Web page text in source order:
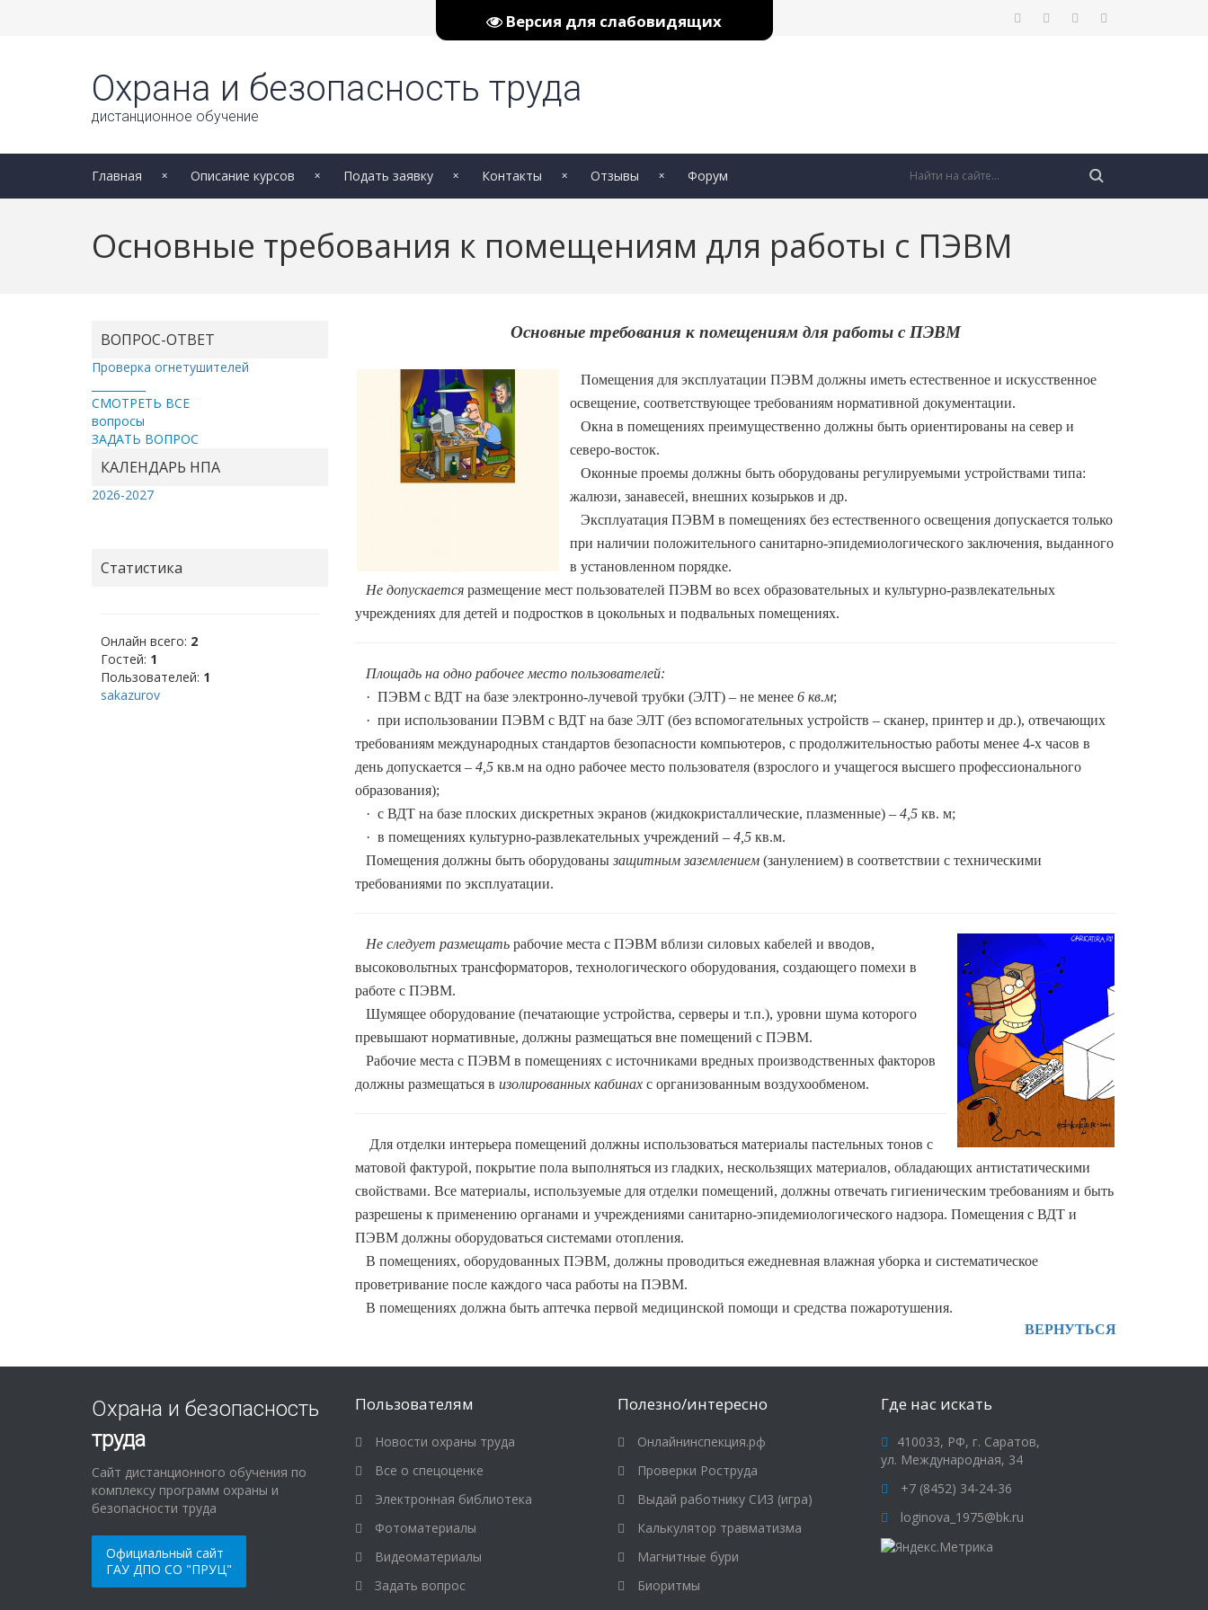
Версия для слабовидящих
Охрана и безопасность труда
дистанционное обучение
Главная Описание курсов Подать заявку Контакты Отзывы Форум
Основные требования к помещениям для работы с ПЭВМ
ВОПРОС-ОТВЕТ
Проверка огнетушителей
СМОТРЕТЬ ВСЕ
вопросы
ЗАДАТЬ ВОПРОС
КАЛЕНДАРЬ НПА
2026-2027
Статистика
Онлайн всего: 2
Гостей: 1
Пользователей: 1
sakazurov
Основные требования к помещениям для работы с ПЭВМ
Помещения для эксплуатации ПЭВМ должны иметь естественное и искусственное
освещение, соответствующее требованиям нормативной документации.
Окна в помещениях преимущественно должны быть ориентированы на север и
северо-восток.
Оконные проемы должны быть оборудованы регулируемыми устройствами типа:
жалюзи, занавесей, внешних козырьков и др.
Эксплуатация ПЭВМ в помещениях без естественного освещения допускается только
при наличии положительного санитарно-эпидемиологического заключения, выданного
в установленном порядке.
Не допускаетсяразмещение мест пользователей ПЭВМ во всех образовательных и культурно-развлекательных
учреждениях для детей и подростков в цокольных и подвальных помещениях.
Площадь на одно рабочее место пользователей:
· ПЭВМ с ВДТ на базе электронно-лучевой трубки (ЭЛТ) – не менее 6 кв.м;
· при использовании ПЭВМ с ВДТ на базе ЭЛТ (без вспомогательных устройств – сканер, принтер и др.), отвечающих
требованиям международных стандартов безопасности компьютеров, с продолжительностью работы менее 4-х часов в
день допускается – 4,5кв.м на одно рабочее место пользователя (взрослого и учащегося высшего профессионального
образования);
· с ВДТ на базе плоских дискретных экранов (жидкокристаллические, плазменные) – 4,5кв. м;
· в помещениях культурно-развлекательных учреждений – 4,5кв.м.
Помещения должны быть оборудованы защитным заземлением(занулением) в соответствии с техническими
требованиями по эксплуатации.
Не следует размещатьрабочие места с ПЭВМ вблизи силовых кабелей и вводов,
высоковольтных трансформаторов, технологического оборудования, создающего помехи в
работе с ПЭВМ.
Шумящее оборудование (печатающие устройства, серверы и т.п.), уровни шума которого
превышают нормативные, должны размещаться вне помещений с ПЭВМ.
Рабочие места с ПЭВМ в помещениях с источниками вредных производственных факторов
должны размещаться в изолированных кабинахс организованным воздухообменом.
Для отделки интерьера помещений должны использоваться материалы пастельных тонов с
матовой фактурой, покрытие пола выполняться из гладких, нескользящих материалов, обладающих антистатическими
свойствами. Все материалы, используемые для отделки помещений, должны отвечать гигиеническим требованиям и быть
разрешены к применению органами и учреждениями санитарно-эпидемиологического надзора. Помещения с ВДТ и
ПЭВМ должны оборудоваться системами отопления.
В помещениях, оборудованных ПЭВМ, должны проводиться ежедневная влажная уборка и систематическое
проветривание после каждого часа работы на ПЭВМ.
В помещениях должна быть аптечка первой медицинской помощи и средства пожаротушения.
ВЕРНУТЬСЯ
Охрана и безопасность
труда
Сайт дистанционного обучения по
комплексу программ охраны и
безопасности труда
Официальный сайт
ГАУ ДПО СО "ПРУЦ"
Пользователям
Новости охраны труда
Все о спецоценке
Электронная библиотека
Фотоматериалы
Видеоматериалы
Задать вопрос
Полезно/интересно
Онлайнинспекция.рф
Проверки Роструда
Выдай работнику СИЗ (игра)
Калькулятор травматизма
Магнитные бури
Биоритмы
Где нас искать
410033, РФ, г. Саратов,
ул. Международная, 34
+7 (8452) 34-24-36
loginova_1975@bk.ru